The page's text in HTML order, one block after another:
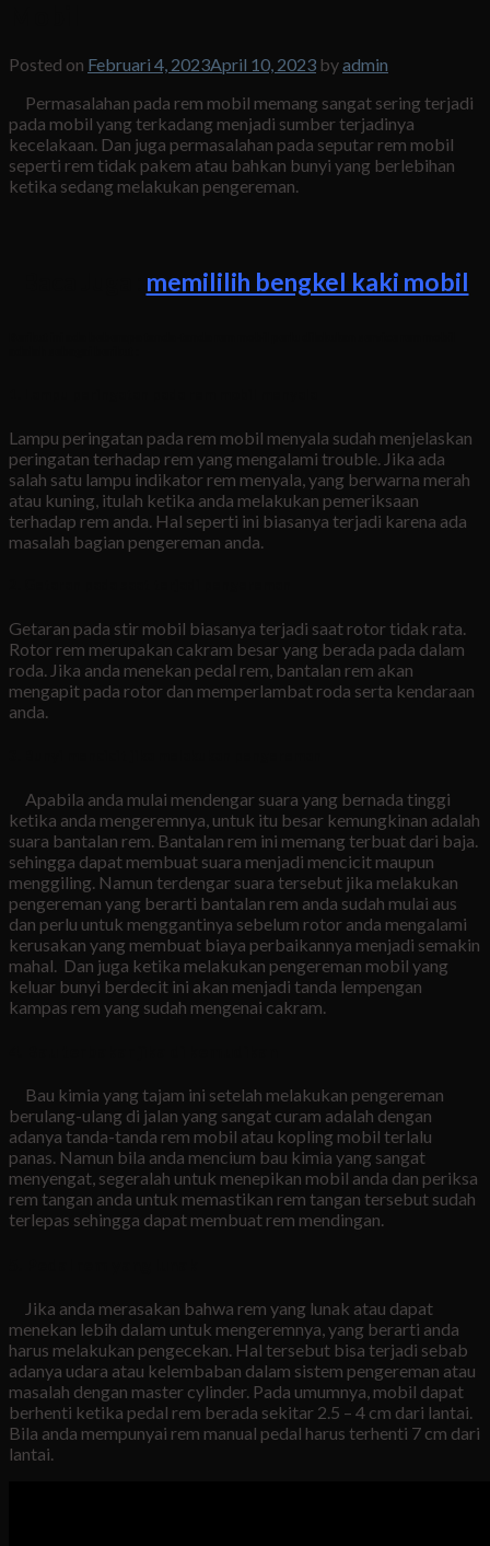
Posted on Februari 4, 2023April 10, 2023 byadmin
Permasalahan pada rem mobil memang sangat sering terjadi
pada mobil yang terkadang menjadi sumber terjadinya
kecelakaan. Dan juga permasalahan pada seputar rem mobil
seperti rem tidak pakem atau bahkan bunyi yang berlebihan
ketika sedang melakukan pengereman.
memililih bengkel kaki mobil
Lampu peringatan pada rem mobil menyala sudah menjelaskan
peringatan terhadap rem yang mengalami trouble. Jika ada
salah satu lampu indikator rem menyala, yang berwarna merah
atau kuning, itulah ketika anda melakukan pemeriksaan
terhadap rem anda. Hal seperti ini biasanya terjadi karena ada
masalah bagian pengereman anda.
Getaran pada stir mobil biasanya terjadi saat rotor tidak rata.
Rotor rem merupakan cakram besar yang berada pada dalam
roda. Jika anda menekan pedal rem, bantalan rem akan
mengapit pada rotor dan memperlambat roda serta kendaraan
anda.
Apabila anda mulai mendengar suara yang bernada tinggi
ketika anda mengeremnya, untuk itu besar kemungkinan adalah
suara bantalan rem. Bantalan rem ini memang terbuat dari baja.
sehingga dapat membuat suara menjadi mencicit maupun
menggiling. Namun terdengar suara tersebut jika melakukan
pengereman yang berarti bantalan rem anda sudah mulai aus
dan perlu untuk menggantinya sebelum rotor anda mengalami
kerusakan yang membuat biaya perbaikannya menjadi semakin
mahal. Dan juga ketika melakukan pengereman mobil yang
keluar bunyi berdecit ini akan menjadi tanda lempengan
kampas rem yang sudah mengenai cakram.
Bau kimia yang tajam ini setelah melakukan pengereman
berulang-ulang di jalan yang sangat curam adalah dengan
adanya tanda-tanda rem mobil atau kopling mobil terlalu
panas. Namun bila anda mencium bau kimia yang sangat
menyengat, segeralah untuk menepikan mobil anda dan periksa
rem tangan anda untuk memastikan rem tangan tersebut sudah
terlepas sehingga dapat membuat rem mendingan.
Jika anda merasakan bahwa rem yang lunak atau dapat
menekan lebih dalam untuk mengeremnya, yang berarti anda
harus melakukan pengecekan. Hal tersebut bisa terjadi sebab
adanya udara atau kelembaban dalam sistem pengereman atau
masalah dengan master cylinder. Pada umumnya, mobil dapat
berhenti ketika pedal rem berada sekitar 2.5 – 4 cm dari lantai.
Bila anda mempunyai rem manual pedal harus terhenti 7 cm dari
lantai.